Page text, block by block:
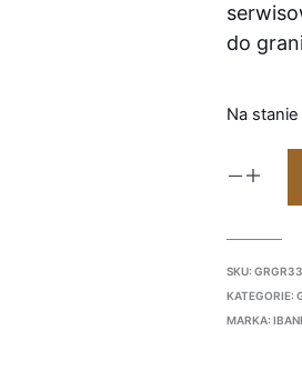
do
Na stanie
SKU:
KATEGORIE:
MARKA: